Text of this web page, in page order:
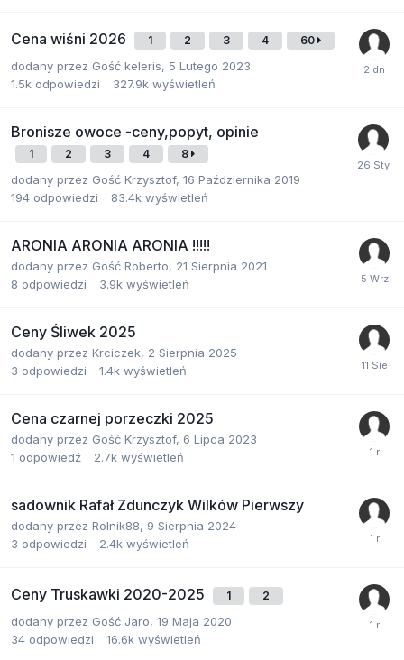
Cena wiśni 2026 1 2 3 4 60
dodany przez Gość keleris, 5 Lutego 2023
1.5k odpowiedzi 327.9k wyświetleń
Bronisze owoce -ceny,popyt, opinie
1 2 3 4 8
dodany przez Gość Krzysztof, 16 Października 2019
194 odpowiedzi 83.4k wyświetleń
ARONIA ARONIA ARONIA !!!!!
dodany przez Gość Roberto, 21 Sierpnia 2021
8 odpowiedzi 3.9k wyświetleń
Ceny Śliwek 2025
dodany przez Krciczek, 2 Sierpnia 2025
3 odpowiedzi 1.4k wyświetleń
Cena czarnej porzeczki 2025
dodany przez Gość Krzysztof, 6 Lipca 2023
1 odpowiedź 2.7k wyświetleń
sadownik Rafał Zdunczyk Wilków Pierwszy
dodany przez Rolnik88, 9 Sierpnia 2024
3 odpowiedzi 2.4k wyświetleń
Ceny Truskawki 2020-2025 1 2
dodany przez Gość Jaro, 19 Maja 2020
34 odpowiedzi 16.6k wyświetleń